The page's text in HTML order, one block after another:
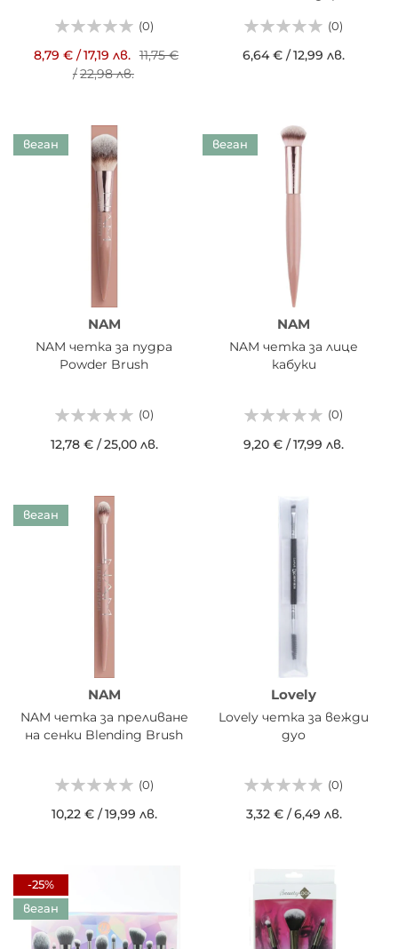
(0)
8,79 €/17,19 лв. 11,75 €
/22,98 лв.
(0)
6,64 € /12,99 лв.
веган
NAM
NAM четка за пудра
Powder Brush
(0)
12,78 €/25,00 лв.
веган
NAM
NAM четка за лице
кабуки
(0)
9,20 € /17,99 лв.
веган
NAM
NAM четка за преливане
на сенки Blending Brush
(0)
10,22 €/19,99 лв.
Lovely
Lovely четка за вежди
дуо
(0)
3,32 €/6,49 лв.
-25%
веган